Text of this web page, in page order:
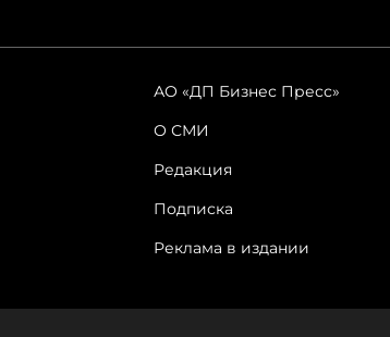
АО «ДП Бизнес Пресс»
О СМИ
Редакция
Подписка
Реклама в издании